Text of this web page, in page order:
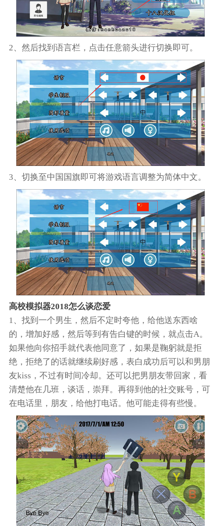
2、然后找到语言栏，点击任意箭头进行切换即可。
3、切换至中国国旗即可将游戏语言调整为简体中文。
高校模拟器2018怎么谈恋爱
1、找到一个男生，然后不定时夸他，给他送东西啥
的，增加好感，然后等到有告白键的时候，就点击A。
如果他向你招手就代表他同意了，如果是鞠躬就是拒
绝，拒绝了的话就继续刷好感，表白成功后可以和男朋
友kiss，不过有时间冷却。还可以把男朋友带回家，看
清楚他在几班，谈话，崇拜。再得到他的社交账号，可
在电话里，朋友，给他打电话。他可能走得有些慢。